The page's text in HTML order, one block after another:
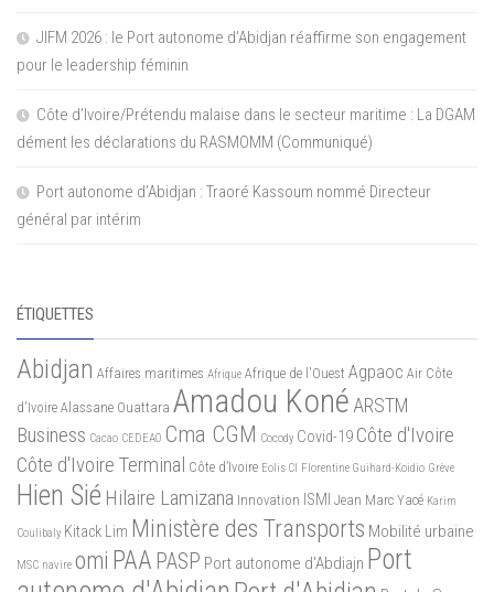
JIFM 2026 : le Port autonome d’Abidjan réaffirme son engagement
pour le leadership féminin
Côte d’Ivoire/Prétendu malaise dans le secteur maritime : La DGAM
dément les déclarations du RASMOMM (Communiqué)
Port autonome d’Abidjan : Traoré Kassoum nommé Directeur
général par intérim
ÉTIQUETTES
Abidjan Affaires maritimes Afrique Afrique de l'Ouest Agpaoc Air Côte
d'Ivoire Alassane Ouattara Amadou Koné ARSTM
Business Cacao CEDEAO Cma CGM Cocody Covid-19 Côte d'Ivoire
Côte d'Ivoire Terminal Côte d’Ivoire Eolis CI Florentine Guihard-Koidio Grève
Hien Sié Hilaire Lamizana Innovation ISMI Jean Marc Yacé Karim
Coulibaly Kitack Lim Ministère des Transports Mobilité urbaine
MSC navire omi PAA PASP Port autonome d'Abdiajn Port